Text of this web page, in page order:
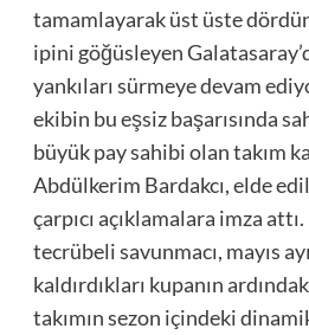
tamamlayarak üst üste
ipini göğüsleyen
yankıları sürmeye devam
ekibin bu eşsiz başarısında
büyük pay sahibi olan takım
Abdülkerim Bardakcı, elde
çarpıcı açıklamalara imza
tecrübeli savunmacı, mayıs
kaldırdıkları kupanın
takımın sezon içindeki